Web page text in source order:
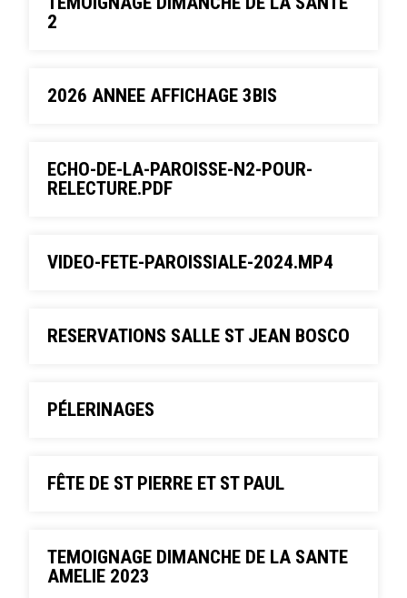
2
2026 ANNEE AFFICHAGE 3BIS
ECHO-DE-LA-PAROISSE-N2-POUR-
RELECTURE.PDF
VIDEO-FETE-PAROISSIALE-2024.MP4
RESERVATIONS SALLE ST JEAN BOSCO
PÉLERINAGES
FÊTE DE ST PIERRE ET ST PAUL
TEMOIGNAGE DIMANCHE DE LA SANTE
AMELIE 2023